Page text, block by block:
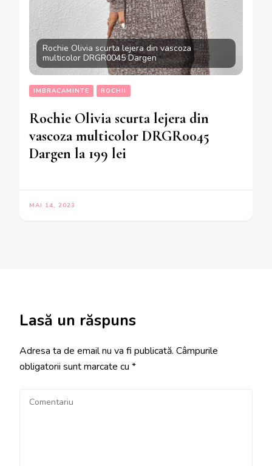
Rochie Olivia scurta lejera din vascoza
multicolor DRGR0045 Dargen
IMBRACAMINTE ROCHII
Rochie Olivia scurta lejera din
vascoza multicolor DRGR0045
Dargen la 199 lei
MAI 14, 2023
Lasă un răspuns
Adresa ta de email nu va fi publicată. Câmpurile
obligatorii sunt marcate cu *